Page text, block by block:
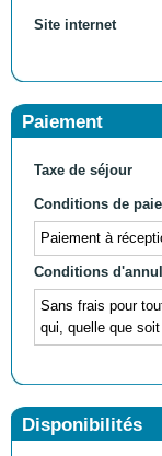
Site internet
Paiement
Taxe de séjour
Conditions de
Paiement à
Conditions
Sans frais pour
qui, quelle que
Disponibilités